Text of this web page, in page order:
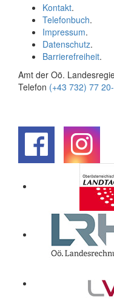
Kontakt.
Telefonbuch.
Impressum.
Datenschutz.
Barrierefreiheit.
Amt der Oö.
Telefon (+43 732) 77